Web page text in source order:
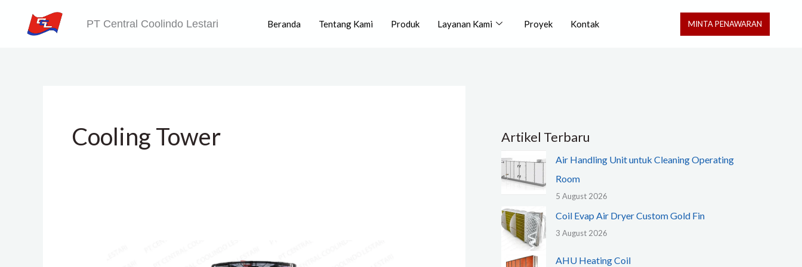
PT Central Coolindo Lestari Beranda Tentang Kami Produk Layanan Kami Proyek Kontak MINTA PENAWARAN
Cooling Tower Artikel Terbaru
Air Handling Unit untuk Cleaning Operating
Room
5 August 2026
Coil Evap Air Dryer Custom Gold Fin
3 August 2026
AHU Heating Coil